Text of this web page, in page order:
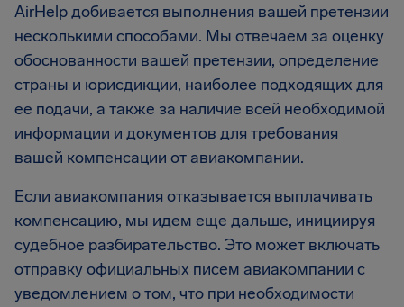
AirHelp добивается выполнения вашей претензии
несколькими способами. Мы отвечаем за оценку
обоснованности вашей претензии, определение
страны и юрисдикции, наиболее подходящих для
ее подачи, а также за наличие всей необходимой
информации и документов для требования
вашей компенсации от авиакомпании.
Если авиакомпания отказывается выплачивать
компенсацию, мы идем еще дальше, инициируя
судебное разбирательство. Это может включать
отправку официальных писем авиакомпании с
уведомлением о том, что при необходимости